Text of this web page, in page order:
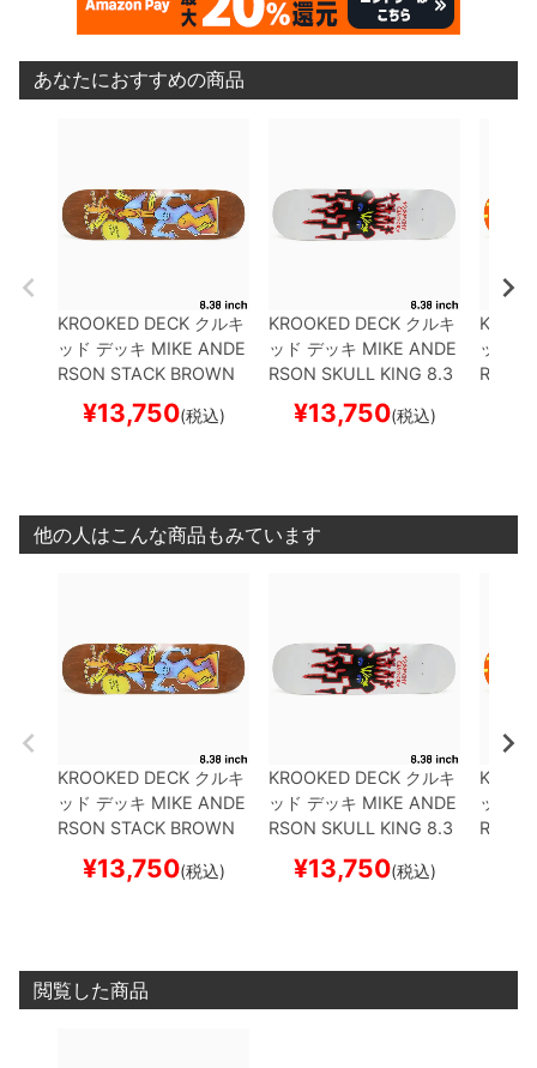
あなたにおすすめの商品
KROOKED DECK クルキ
ッド デッキ MIKE ANDE
RSON STACK BROWN
STAIN 8.38スケートボ
ード スケボー
¥13,750(税込)
KROOKED DECK クルキ
ッド デッキ MIKE ANDE
RSON SKULL KING 8.3
スケートボード スケボ
¥13,750(税込)
ッド
RREST
他の人はこんな商品もみています
KROOKED DECK クルキ
ッド デッキ MIKE ANDE
RSON STACK BROWN
ード スケボー
¥13,750(税込)
KROOKED DECK クルキ
ッド デッキ MIKE ANDE
RSON SKULL KING 8.3
¥13,750(税込)
ッド
RREST
閲覧した商品